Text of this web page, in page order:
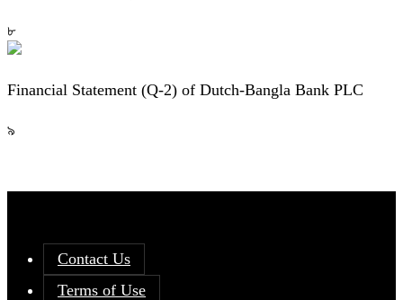
৮
Financial Statement (Q-2) of Dutch-Bangla Bank PLC
৯
Contact Us
Terms of Use